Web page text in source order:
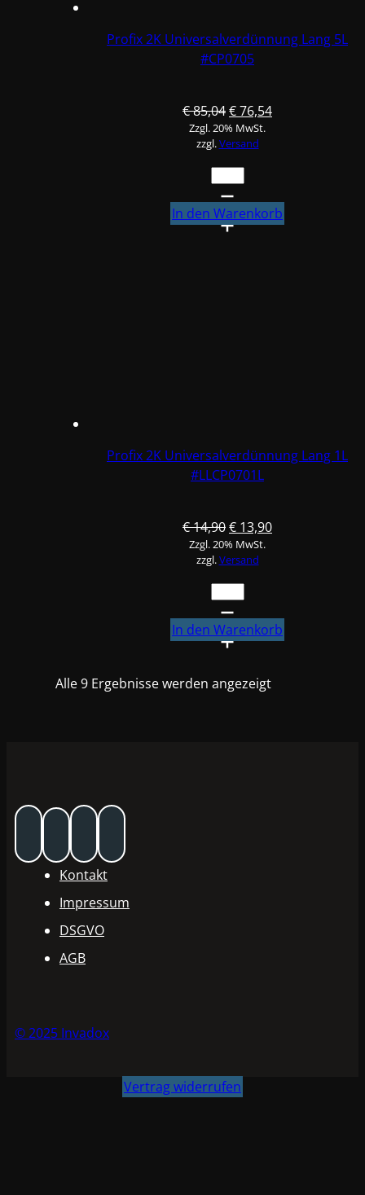
Profix 2K Universalverdünnung Lang 5L
#CP0705
€85,04Ursprünglicher
Preis
war:
€ 85,04
€76,54Aktueller
Zzgl. 20% MwSt.
zzgl.Versand
Profix
2K
Universalverdünnung
Lang
In den Warenkorb
Profix 2K Universalverdünnung Lang 1L
#LLCP0701L
€14,90Ursprünglicher
Preis
war:
€ 14,90
€ 13,90Aktueller
Zzgl. 20% MwSt.
zzgl.Versand
Profix
2K
Universalverdünnung
Lang
#LLCP0701L
In den Warenkorb
Alle 9 Ergebnisse werden angezeigt
Kontakt
Impressum
DSGVO
AGB
© 2025 Invadox
Vertrag widerrufen